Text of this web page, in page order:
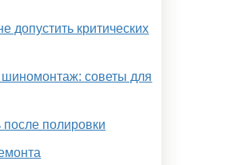
допустить критических
советы для
после полировки